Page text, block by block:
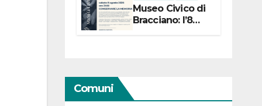
Museo Civico di
Bracciano: l’8
Comuni